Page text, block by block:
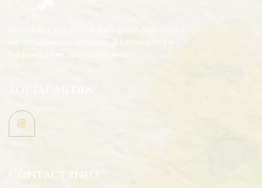
Bij Beauty Clinic Amsterdam draait alles om het
herontdekken van je natuurlijke schoonheid en
het bevorderen van innerlijk welzijn
Contact info